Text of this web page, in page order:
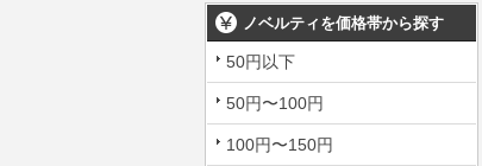
ノベルティを価格帯から探す
50円以下
50円〜100円
100円〜150円